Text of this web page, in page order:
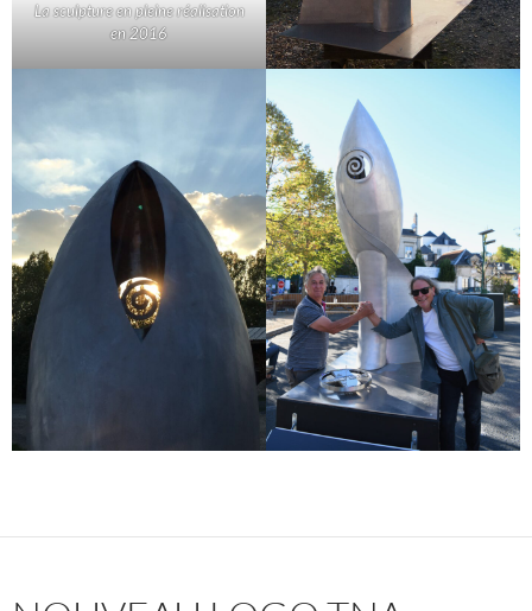
La sculpture en pleine réalisation
en 2016